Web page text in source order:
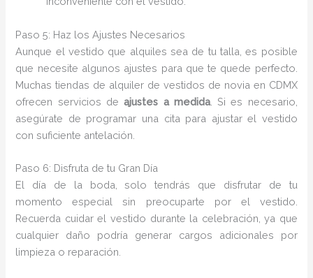
Paso 5: Haz los Ajustes Necesarios
Aunque el vestido que alquiles sea de tu talla, es posible
que necesite algunos ajustes para que te quede perfecto.
Muchas tiendas de alquiler de vestidos de novia en CDMX
ofrecen servicios deajustes a medida. Si es necesario,
asegúrate de programar una cita para ajustar el vestido
con suficiente antelación.
Paso 6: Disfruta de tu Gran Día
El día de la boda, solo tendrás que disfrutar de tu
momento especial sin preocuparte por el vestido.
Recuerda cuidar el vestido durante la celebración, ya que
cualquier daño podría generar cargos adicionales por
limpieza o reparación.